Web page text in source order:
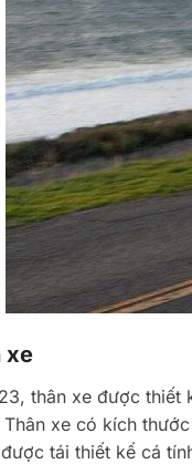
xe
thân xe được thiết
xe có kích
tái thiết kế cá